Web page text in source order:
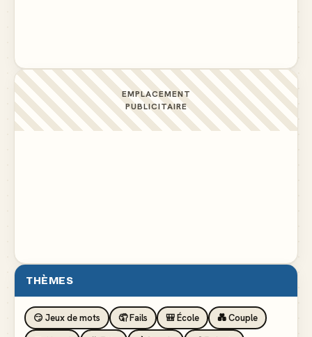
EMPLACEMENT
PUBLICITAIRE
THÈMES
😏 Jeux de mots 🤦 Fails 🎒 École
💑 Couple